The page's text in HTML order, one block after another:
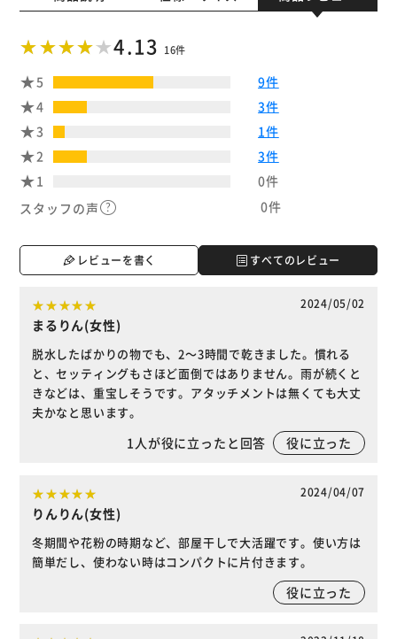
4.13 16件
5
9件
4
3件
3
1件
2
3件
1
0件
スタッフの声
0件
レビューを書く すべてのレビュー
2024/05/02
まるりん(女性)
脱水したばかりの物でも、2～3時間で乾きました。慣れる
と、セッティングもさほど面倒ではありません。雨が続くと
きなどは、重宝しそうです。アタッチメントは無くても大丈
夫かなと思います。
1人が役に立ったと回答 役に立った
2024/04/07
りんりん(女性)
冬期間や花粉の時期など、部屋干しで大活躍です。使い方は
簡単だし、使わない時はコンパクトに片付きます。
役に立った